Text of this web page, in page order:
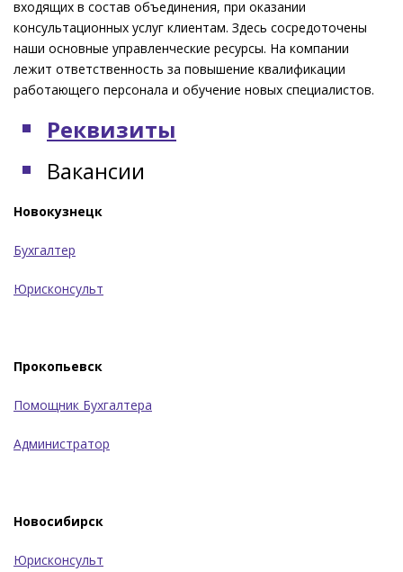
входящих в состав объединения, при оказании
консультационных услуг клиентам. Здесь сосредоточены
наши основные управленческие ресурсы. На компании
лежит ответственность за повышение квалификации
работающего персонала и обучение новых специалистов.
Реквизиты
Вакансии
Новокузнецк
Бухгалтер
Юрисконсульт
Прокопьевск
Помощник Бухгалтера
Администратор
Новосибирск
​Юрисконсульт